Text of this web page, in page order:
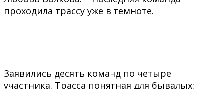
проходила трассу уже в темноте.
Заявились десять команд по четыре
участника. Трасса понятная для бывалых: